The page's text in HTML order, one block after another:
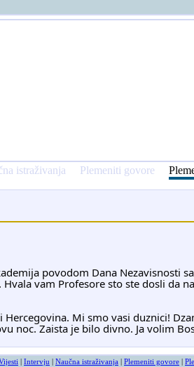
istraživanja Plemeniti govore
vam Profesore sto ste dosli da
noc. Zaista je bilo divno. Ja volim
| Intervju | Naučna istraživanja | Plemeniti govore |